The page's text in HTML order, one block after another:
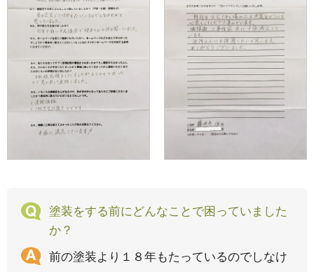
塗装をする前にどんなことで困っていました
か？
前の塗装より１８年もたっているのでしなけ